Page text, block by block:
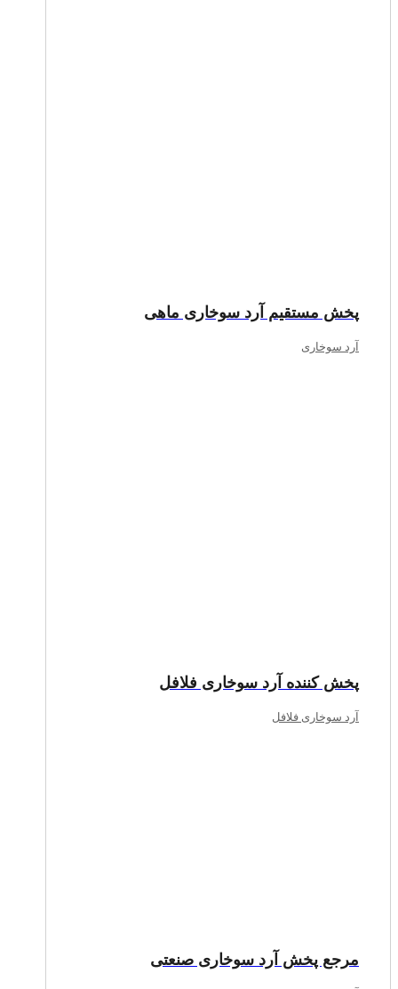
پخش مستقیم آرد سوخاری ماهی
آرد سوخاری
پخش‌ کننده آرد سوخاری فلافل
آرد سوخاری فلافل
مرجع‌ پخش آرد سوخاری صنعتی